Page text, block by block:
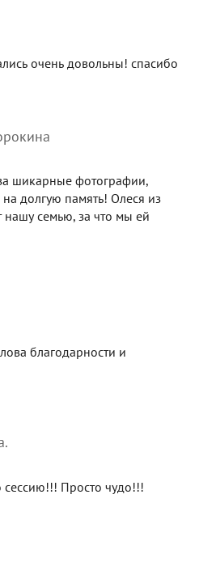
очень довольны! спасибо
шикарные фотографии,
долгую память! Олеся из
нашу семью, за что мы ей
благодарности и
Просто чудо!!!